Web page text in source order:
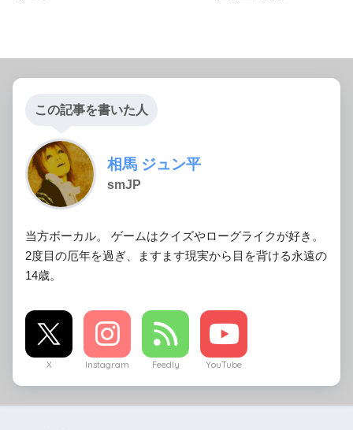
この記事を書いた人
相馬 ジュン平
smJP
当方ボーカル。 ゲームはクイズやローグライクが好き。
2度目の厄年を過ぎ、ますます現実から目を背ける永遠の
14歳。
X Instagram Feedly YouTube